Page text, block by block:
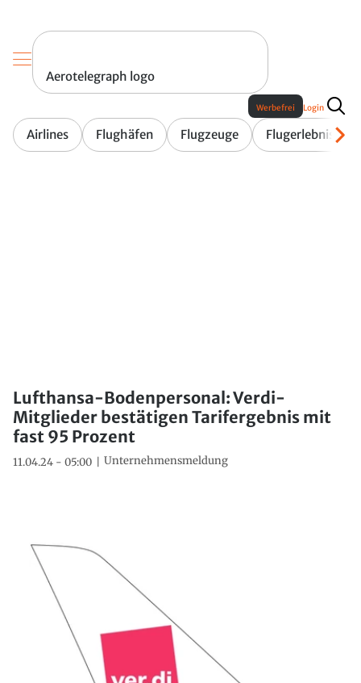
Aerotelegraph logo
Airlines Flughäfen Flugzeuge Flugerlebnis
Werbefrei Login
Lufthansa-Bodenpersonal: Verdi-
Mitglieder bestätigen Tarifergebnis mit
fast 95 Prozent
11.04.24 - 05:00 Unternehmensmeldung